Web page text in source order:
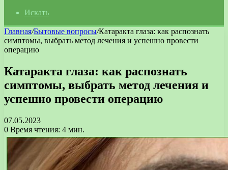
Искать
Главная/Бытовые вопросы/Катаракта глаза: как распознать
симптомы, выбрать метод лечения и успешно провести
операцию
Катаракта глаза: как распознать
симптомы, выбрать метод лечения и
успешно провести операцию
07.05.2023
0 Время чтения: 4 мин.